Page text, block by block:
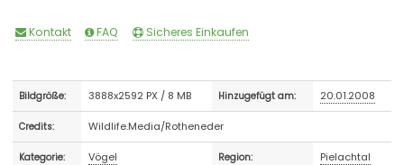
Kontakt FAQ Sicheres Einkaufen
Bildgröße: 3888x2592 PX / 8 MB Hinzugefügt am: 20.01.2008
Credits: Wildlife.Media/Rotheneder
Kategorie: Vögel Region: Pielachtal